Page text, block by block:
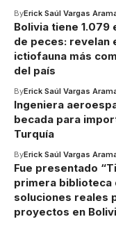
ByErick Saúl Vargas
Bolivia tiene 1.079
de peces: revelan
ictiofauna más
del país
ByErick Saúl Vargas
Ingeniera
becada para
Turquía
ByErick Saúl Vargas
Fue presentado
primera biblioteca
soluciones reales
proyectos en